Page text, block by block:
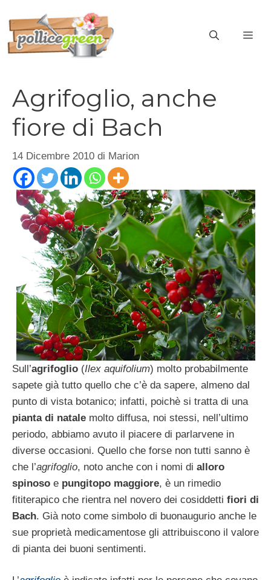
contenuto
Agrifoglio, anche
fiore di Bach
14 Dicembre 2010 di Marion
Sull’agrifoglio (Ilex aquifolium) molto probabilmente
sapete già tutto quello che c’è da sapere, almeno dal
punto di vista botanico; infatti, poichè si tratta di una
pianta di natale molto diffusa, noi stessi, nell’ultimo
periodo, abbiamo avuto il piacere di parlarvene in
diverse occasioni. Quello che forse non tutti sanno è
che l’agrifoglio, noto anche con i nomi di alloro
spinoso e pungitopo maggiore, è un rimedio
fititerapico che rientra nel novero dei cosiddetti fiori di
Bach. Già noto come simbolo di buonaugurio anche le
sue proprietà medicamentose gli attribuiscono il valore
di pianta dei buoni sentimenti.